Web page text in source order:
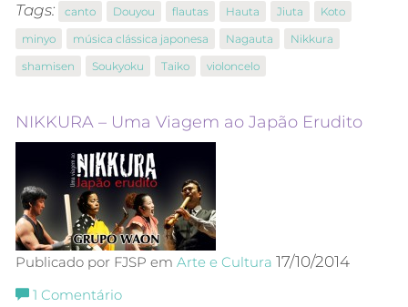
Tags: canto Douyou flautas Hauta Jiuta
Koto
minyo
música clássica japonesa Nagauta
Nikkura
shamisen
Soukyoku Taiko violoncelo
NIKKURA – Uma Viagem ao Japão Erudito
Publicado por FJSP em Arte e Cultura 17/10/2014
1 Comentário